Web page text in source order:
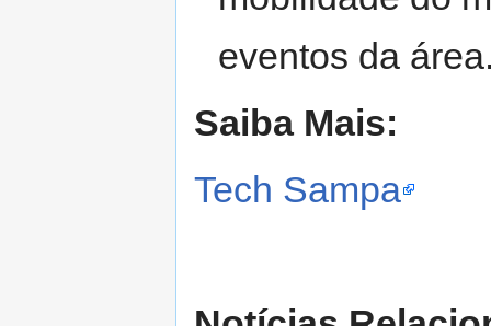
eventos da
Saiba Mais:
Tech Sampa